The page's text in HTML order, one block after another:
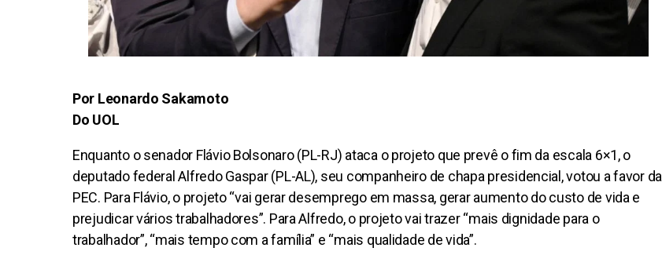
Por Leonardo Sakamoto
Do UOL
Enquanto o senador Flávio Bolsonaro (PL-RJ) ataca o projeto que prevê o fim da escala 6×1, o
deputado federal Alfredo Gaspar (PL-AL), seu companheiro de chapa presidencial, votou a favor da
PEC. Para Flávio, o projeto “vai gerar desemprego em massa, gerar aumento do custo de vida e
prejudicar vários trabalhadores”. Para Alfredo, o projeto vai trazer “mais dignidade para o
trabalhador”, “mais tempo com a família” e “mais qualidade de vida”.